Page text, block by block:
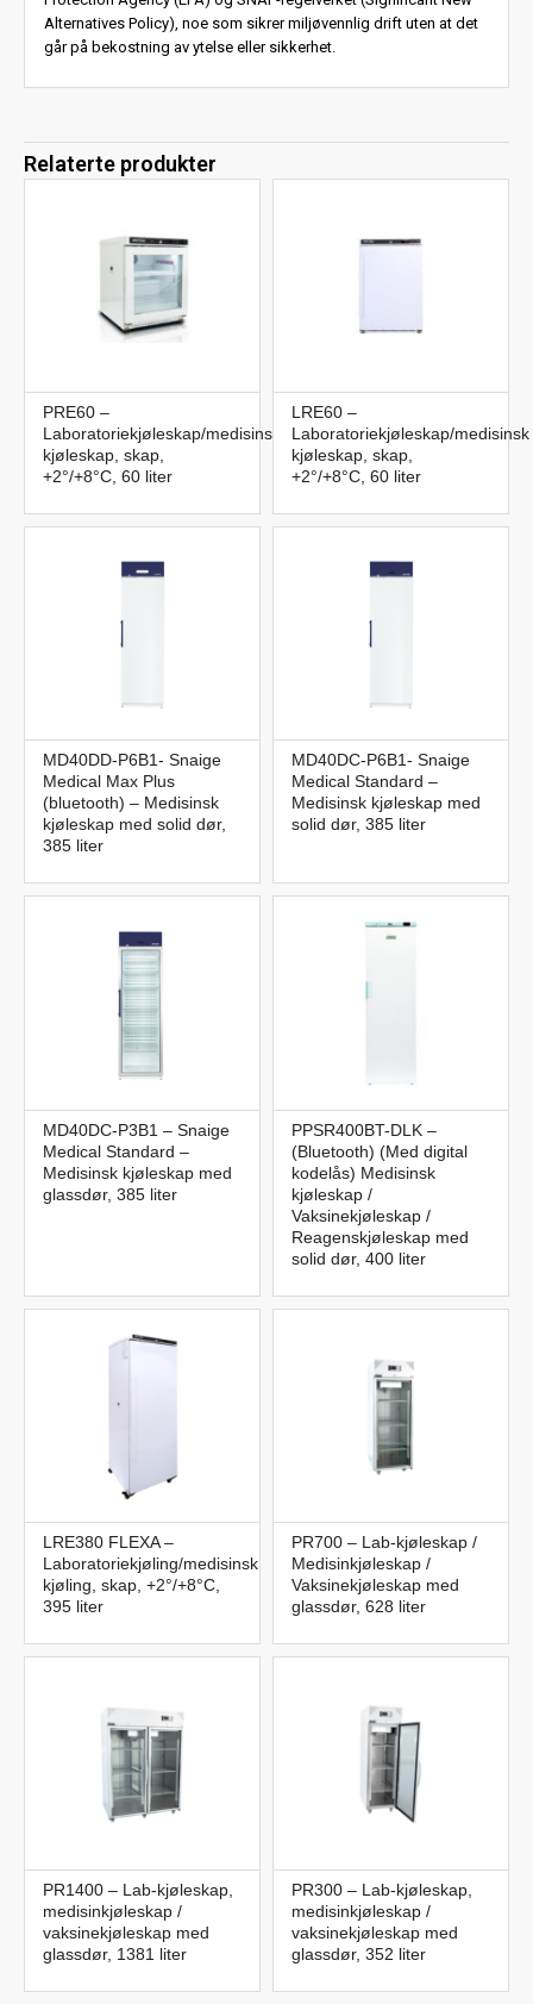
Alternatives Policy), noe som sikrer miljøvennlig drift uten at det
går på bekostning av ytelse eller sikkerhet.
Relaterte produkter
PRE60 –
Laboratoriekjøleskap/medisinsk
kjøleskap, skap,
+2°/+8°C, 60 liter
LRE60 –
Laboratoriekjøleskap/medisinsk
kjøleskap, skap,
+2°/+8°C, 60 liter
MD40DD-P6B1- Snaige
Medical Max Plus
(bluetooth) – Medisinsk
kjøleskap med solid dør,
385 liter
MD40DC-P6B1- Snaige
Medical Standard –
Medisinsk kjøleskap med
solid dør, 385 liter
MD40DC-P3B1 – Snaige
Medical Standard –
Medisinsk kjøleskap med
glassdør, 385 liter
PPSR400BT-DLK –
(Bluetooth) (Med digital
kodelås) Medisinsk
kjøleskap /
Vaksinekjøleskap /
Reagenskjøleskap med
solid dør, 400 liter
LRE380 FLEXA –
Laboratoriekjøling/medisinsk
kjøling, skap, +2°/+8°C,
395 liter
PR700 – Lab-kjøleskap /
Medisinkjøleskap /
Vaksinekjøleskap med
glassdør, 628 liter
PR1400 – Lab-kjøleskap,
medisinkjøleskap /
vaksinekjøleskap med
glassdør, 1381 liter
PR300 – Lab-kjøleskap,
medisinkjøleskap /
vaksinekjøleskap med
glassdør, 352 liter